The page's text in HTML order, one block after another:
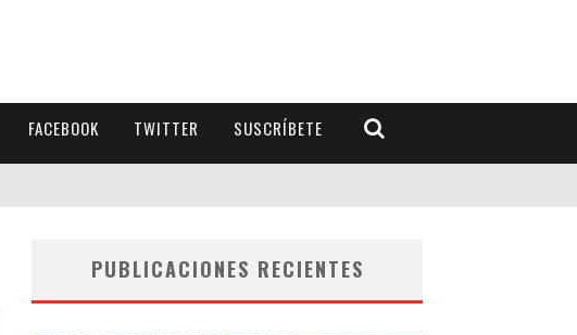
FACEBOOK TWITTER SUSCRÍBETE
PUBLICACIONES RECIENTES